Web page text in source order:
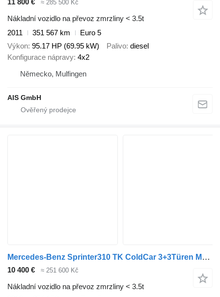
≈ 285 500 Kč
Nákladní vozidlo na převoz zmrzliny < 3.5t
2011
351 567 km
Euro 5
Výkon 95.17 HP (69.95 kW) Palivo diesel
Konfigurace nápravy 4x2
Německo, Mulfingen
AIS GmbH
Mercedes-Benz Sprinter310 TK ColdCar 3+3Türen MT-25°C
10 400 € ≈ 251 600 Kč
Nákladní vozidlo na převoz zmrzliny < 3.5t